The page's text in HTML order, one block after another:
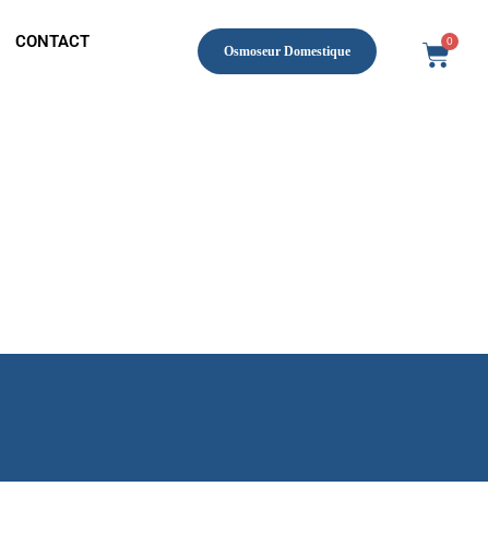
CONTACT Osmoseur Domestique
0